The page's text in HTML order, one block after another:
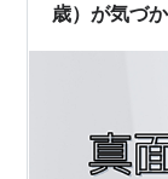
歳）が気づ